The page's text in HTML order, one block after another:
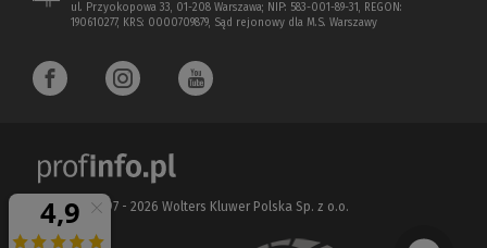
ul. Przyokopowa 33, 01-208 Warszawa; NIP: 583-001-89-31, REGON:
190610277, KRS: 0000709879, Sąd rejonowy dla M.S. Warszawy
Copyright 1997 - 2026 Wolters Kluwer Polska Sp. z o.o.